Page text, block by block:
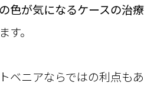
色が気になるケースの治療
す。
ベニアならではの利点もあ